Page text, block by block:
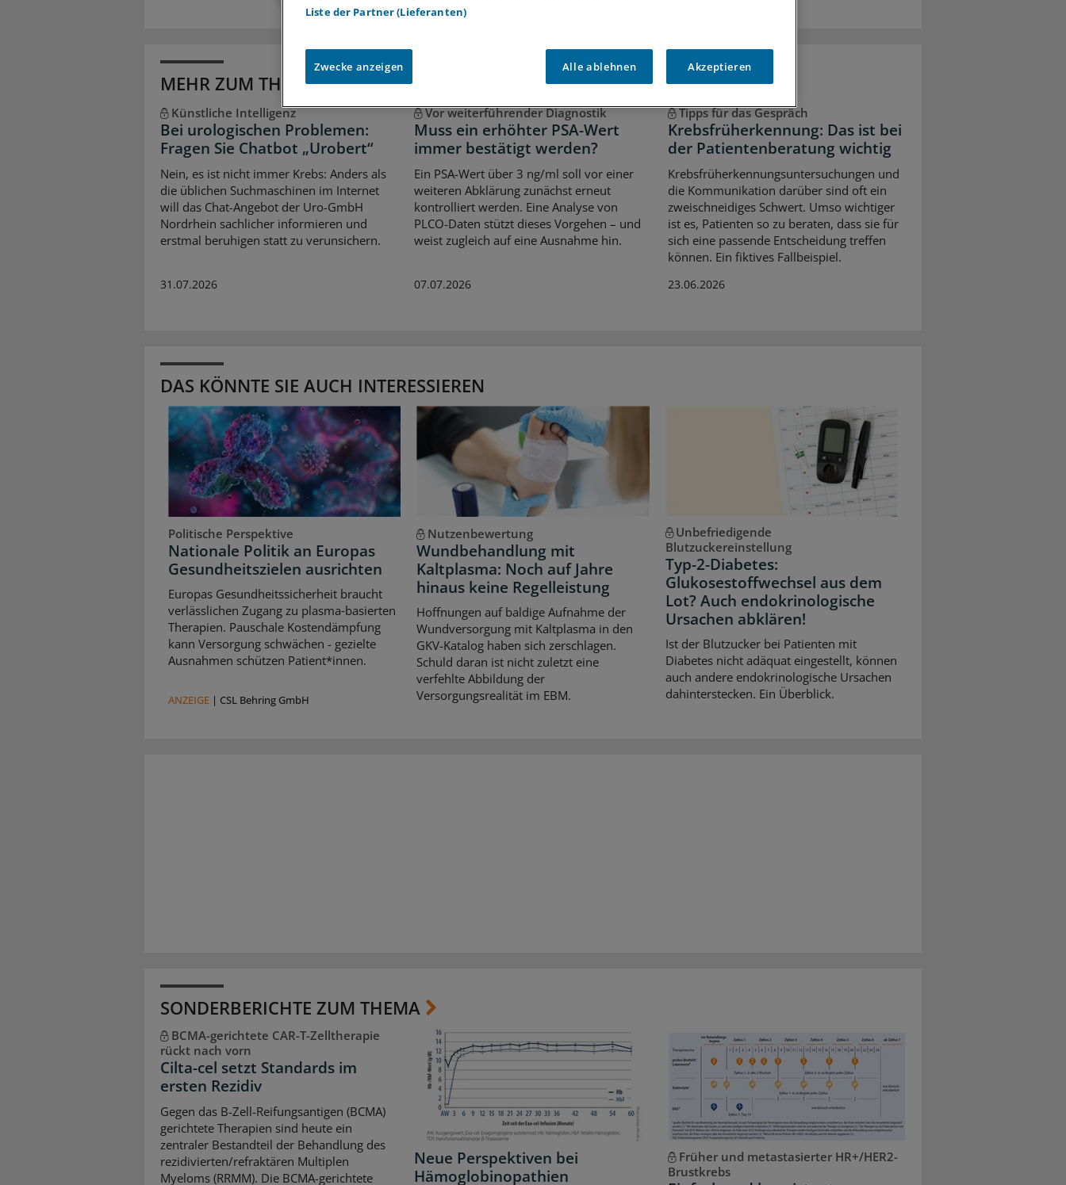
MEHR ZUM THEMA
Künstliche Intelligenz
Bei urologischen Problemen:
Fragen Sie Chatbot „Urobert“
Nein, es ist nicht immer Krebs: Anders als
die üblichen Suchmaschinen im Internet
will das Chat-Angebot der Uro-GmbH
Nordrhein sachlicher informieren und
erstmal beruhigen statt zu verunsichern.
31.07.2026
Vor weiterführender Diagnostik
Muss ein erhöhter PSA-Wert
immer bestätigt werden?
Ein PSA-Wert über 3 ng/ml soll vor einer
weiteren Abklärung zunächst erneut
kontrolliert werden. Eine Analyse von
PLCO-Daten stützt dieses Vorgehen – und
weist zugleich auf eine Ausnahme hin.
07.07.2026
Tipps für das Gespräch
Krebsfrüherkennung: Das ist bei
der Patientenberatung wichtig
Krebsfrüherkennungsuntersuchungen und
die Kommunikation darüber sind oft ein
zweischneidiges Schwert. Umso wichtiger
ist es, Patienten so zu beraten, dass sie für
sich eine passende Entscheidung treffen
können. Ein fiktives Fallbeispiel.
23.06.2026
DAS KÖNNTE SIE AUCH INTERESSIEREN
Politische Perspektive
Nationale Politik an Europas
Gesundheitszielen ausrichten
Europas Gesundheitssicherheit braucht
verlässlichen Zugang zu plasma‑basierten
Therapien. Pauschale Kostendämpfung
kann Versorgung schwächen - gezielte
Ausnahmen schützen Patient*innen.
ANZEIGE | CSL Behring GmbH
Nutzenbewertung
Wundbehandlung mit
Kaltplasma: Noch auf Jahre
hinaus keine Regelleistung
Hoffnungen auf baldige Aufnahme der
Wundversorgung mit Kaltplasma in den
GKV-Katalog haben sich zerschlagen.
Schuld daran ist nicht zuletzt eine
verfehlte Abbildung der
Versorgungsrealität im EBM.
Unbefriedigende
Blutzuckereinstellung
Typ-2-Diabetes:
Glukosestoffwechsel aus dem
Lot? Auch endokrinologische
Ursachen abklären!
Ist der Blutzucker bei Patienten mit
Diabetes nicht adäquat eingestellt, können
auch andere endokrinologische Ursachen
dahinterstecken. Ein Überblick.
SONDERBERICHTE ZUM THEMA
BCMA-gerichtete CAR-T-Zelltherapie
rückt nach vorn
Cilta-cel setzt Standards im
ersten Rezidiv
Gegen das B-Zell-Reifungsantigen (BCMA)
gerichtete Therapien sind heute ein
zentraler Bestandteil der Behandlung des
rezidivierten/refraktären Multiplen
Myeloms (RRMM). Die BCMA-gerichtete
Neue Perspektiven bei
Hämoglobinopathien
Früher und metastasierter HR+/HER2-
Brustkrebs
Liste der Partner (Lieferanten)
Zwecke anzeigen Alle ablehnen Akzeptieren